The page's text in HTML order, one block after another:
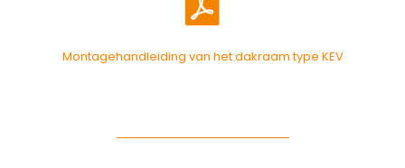
Montagehandleiding van het dakraam type KEV